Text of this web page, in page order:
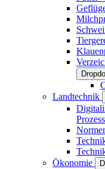
Landtechnik
Ökonomie